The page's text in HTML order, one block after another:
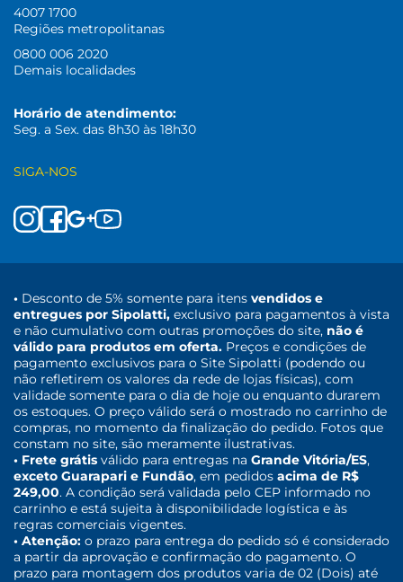
4007 1700
Regiões metropolitanas
0800 006 2020
Demais localidades
Horário de atendimento:
Seg. a Sex. das 8h30 às 18h30
SIGA-NOS
• Desconto de 5% somente para itens vendidos e
entregues por Sipolatti, exclusivo para pagamentos à vista
e não cumulativo com outras promoções do site, não é
válido para produtos em oferta. Preços e condições de
pagamento exclusivos para o Site Sipolatti (podendo ou
não refletirem os valores da rede de lojas físicas), com
validade somente para o dia de hoje ou enquanto durarem
os estoques. O preço válido será o mostrado no carrinho de
compras, no momento da finalização do pedido. Fotos que
constam no site, são meramente ilustrativas.
• Frete grátis válido para entregas na Grande Vitória/ES,
exceto Guarapari e Fundão, em pedidos acima de R$
249,00. A condição será validada pelo CEP informado no
carrinho e está sujeita à disponibilidade logística e às
regras comerciais vigentes.
• Atenção: o prazo para entrega do pedido só é considerado
a partir da aprovação e confirmação do pagamento. O
prazo para montagem dos produtos varia de 02 (Dois) até